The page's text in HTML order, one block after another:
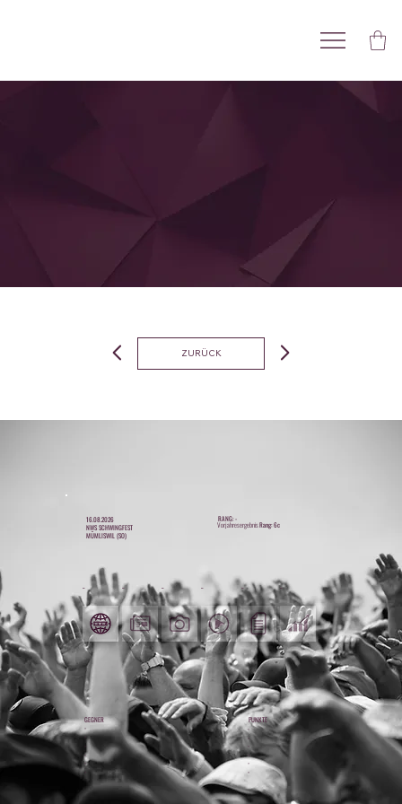
ZURÜCK
16.08.2026
NWS SCHWINGFEST
MÜMLISWIL (SO)
_ _ _
RANG: -
VorjahresergebnisRang: 6c
GEGNER
-
-
-
-
-
PUNKTE
-
-
-
-
-
-